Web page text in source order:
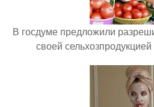
В госдуме предложили
своей